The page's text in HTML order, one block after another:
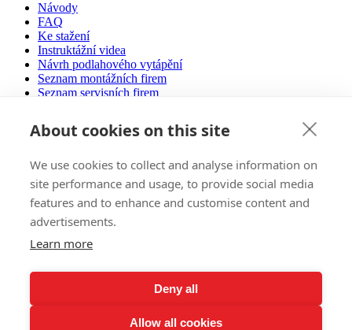
Návody
FAQ
Ke stažení
Instruktážní videa
Návrh podlahového vytápění
Seznam montážních firem
Seznam servisních firem
Provozní náklady
Prodej
E-Shop
Autorizovaní partneři vám poradí
Zahraniční trhy
Reference
Všeobecné obchodní podmínky
Ochrana osobních údajů
About cookies on this site
We use cookies to collect and analyse information on
site performance and usage, to provide social media
features and to enhance and customise content and
advertisements.
Learn more
Deny all
Allow all cookies